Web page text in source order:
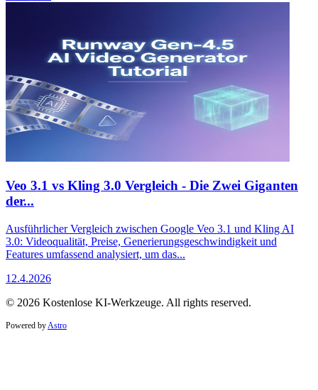
Veo 3.1 vs Kling 3.0 Vergleich - Die Zwei Giganten
der...
Ausführlicher Vergleich zwischen Google Veo 3.1 und Kling AI
3.0: Videoqualität, Preise, Generierungsgeschwindigkeit und
Features umfassend analysiert, um das...
12.4.2026
© 2026 Kostenlose KI-Werkzeuge. All rights reserved.
Powered by Astro